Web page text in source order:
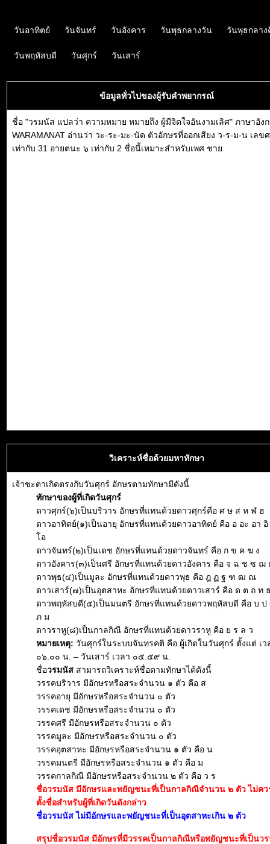
วันอาทิตย์ วันจันทร์ วันอังคาร วันพุธกลางวัน วันพุธกลา
วันพฤหัสบดี วันศุกร์ วันเสาร์
ข้อมูลทั่วไปของผู้รับคำพยากรณ์
ชื่อ "วรมนัส แปลว่า ความหมาย หมายถึง ผู้มีจิตใจอันงามเลิศ" ภาษาอัง
WARAMANAT อ่านว่า วะ-ระ-มะ-นัด ตัวอักษรที่ออกเสียง ว-ร-ม-น เลข
เท่ากับ 31 อายตนะ ๖ เท่ากับ 2 ชื่อนี้เหมาะสำหรับเพศ ชาย
วิเคราะห์ชื่อด้วยมหาทักษา
เจ้าชะตาเกิดตรงกับวันศุกร์ อักษรตามทักษามีดังนี้
ทักษาของผู้ที่เกิดวันศุกร์
ดาวศุกร์(๖)เป็นบริวาร อักษรที่แทนด้วยดาวศุกร์คือ ศ ษ ส ห ฬ ฮ
ดาวอาทิตย์(๑)เป็นอายุ อักษรที่แทนด้วยดาวอาทิตย์ คือ อ อะ อา อิ
โอ
ดาวจันทร์(๒)เป็นเดช อักษรที่แทนด้วยดาวจันทร์ คือ ก ข ค ฆ ง
ดาวอังคาร(๓)เป็นศรี อักษรที่แทนด้วยดาวอังคาร คือ จ ฉ ช ซ ฌ
ดาวพุธ(๔)เป็นมูละ อักษรที่แทนด้วยดาวพุธ คือ ฎ ฏ ฐ ฑ ฒ ณ
ดาวเสาร์(๗)เป็นอุตสาหะ อักษรที่แทนด้วยดาวเสาร์ คือ ด ต ถ ท
ดาวพฤหัสบดี(๕)เป็นมนตรี อักษรที่แทนด้วยดาวพฤหัสบดี คือ บ ป
ภ ม
ดาวราหู(๘)เป็นกาลกิณี อักษรที่แทนด้วยดาวราหู คือ ย ร ล ว
หมายเหตุ: วันศุกร์ในระบบจันทรคติ คือ ผู้เกิดในวันศุกร์ ตั้งแต่ เว
๐๖.๐๐ น. – วันเสาร์ เวลา ๐๕.๕๙ น.
ชื่อวรมนัส สามารถวิเคราะห์ชื่อตามทักษาได้ดังนี้
วรรคบริวาร มีอักษรหรือสระจำนวน ๑ ตัว คือ ส
วรรคอายุ มีอักษรหรือสระจำนวน ๐ ตัว
วรรคเดช มีอักษรหรือสระจำนวน ๐ ตัว
วรรคศรี มีอักษรหรือสระจำนวน ๐ ตัว
วรรคมูละ มีอักษรหรือสระจำนวน ๐ ตัว
วรรคอุตสาหะ มีอักษรหรือสระจำนวน ๑ ตัว คือ น
วรรคมนตรี มีอักษรหรือสระจำนวน ๑ ตัว คือ ม
วรรคกาลกิณี มีอักษรหรือสระจำนวน ๒ ตัว คือ ว ร
ชื่อวรมนัส มีอักษรและพยัญชนะที่เป็นกาลกิณีจำนวน ๒ ตัว ไม่คว
ตั้งชื่อสำหรับผู้ที่เกิดวันดังกล่าว
ชื่อวรมนัส ไม่มีอักษรและพยัญชนะที่เป็นอุตสาหะเกิน ๒ ตัว
สรุปชื่อวรมนัส มีอักษรที่มีวรรคเป็นกาลกิณีหรือพยัญชนะที่เป็นว